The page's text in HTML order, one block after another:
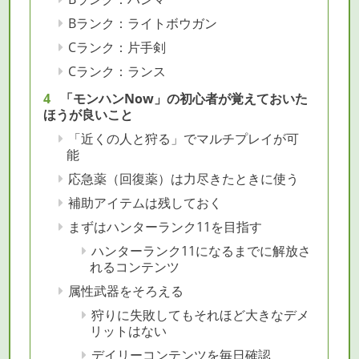
Bランク：ライトボウガン
Cランク：片手剣
Cランク：ランス
「モンハンNow」の初心者が覚えておいた
ほうが良いこと
「近くの人と狩る」でマルチプレイが可
能
応急薬（回復薬）は力尽きたときに使う
補助アイテムは残しておく
まずはハンターランク11を目指す
ハンターランク11になるまでに解放さ
れるコンテンツ
属性武器をそろえる
狩りに失敗してもそれほど大きなデメ
リットはない
デイリーコンテンツを毎日確認